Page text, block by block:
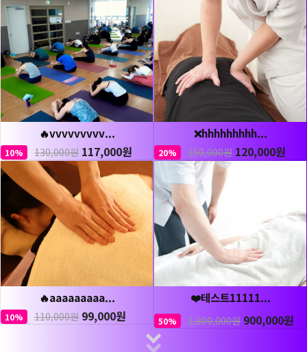
🔥vvvvvvvvv...
10% 130,000원 117,000원
❌hhhhhhhhh...
20% 150,000원 120,000원
🔥aaaaaaaaa...
10% 110,000원 99,000원
❤️테스트11111...
50% 1,800,000원 900,000원